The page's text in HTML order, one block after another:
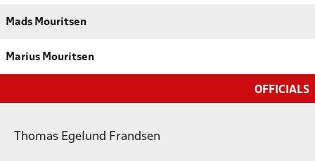
Mads Mouritsen
Marius Mouritsen
OFFICIALS
Thomas Egelund Frandsen